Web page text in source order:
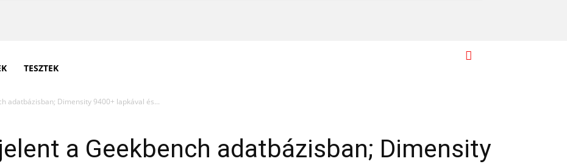
TESZTEK
adatbázisban; Dimensity 9400+ lapkával és...
a Geekbench adatbázisban; Dimensity